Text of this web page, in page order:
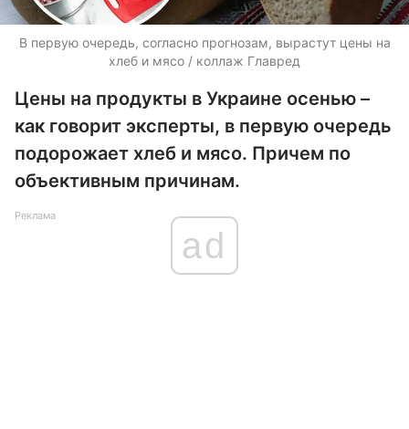
В первую очередь, согласно прогнозам, вырастут цены на
хлеб и мясо / коллаж Главред
Цены на продукты в Украине осенью –
как говорит эксперты, в первую очередь
подорожает хлеб и мясо. Причем по
объективным причинам.
Реклама
ad